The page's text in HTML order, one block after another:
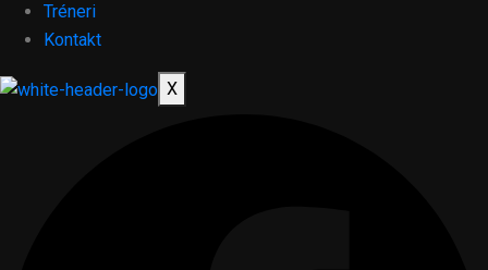
Tréneri
Kontakt
X